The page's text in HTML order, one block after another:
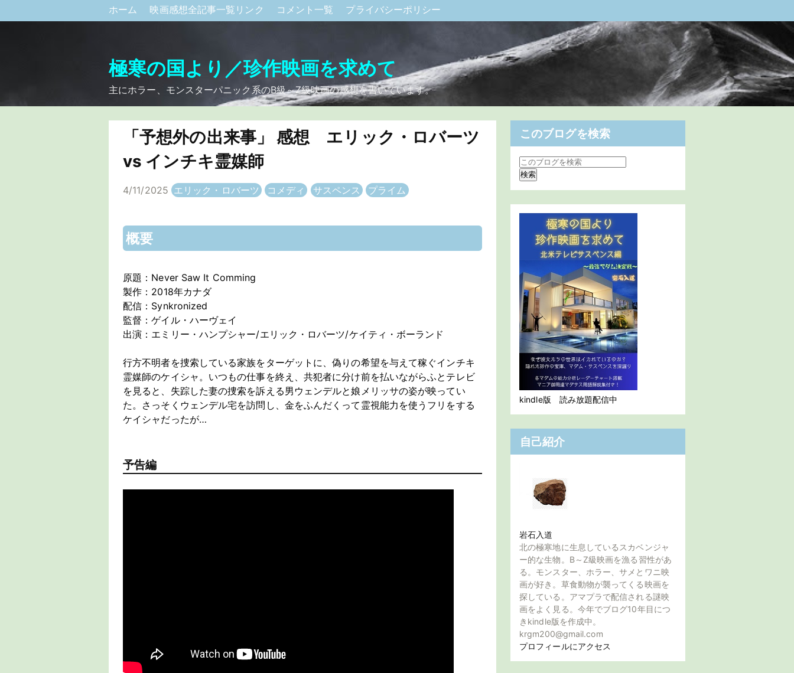
ホーム 映画感想全記事一覧リンク コメント一覧 プライバシーポリシー
極寒の国より／珍作映画を求めて
主にホラー、モンスターパニック系のB級～Z級映画の感想を書いています。
「予想外の出来事」 感想 エリック・ロバーツ
vs インチキ霊媒師
4/11/2025 エリック・ロバーツ コメディ サスペンス プライム
概要
原題：Never Saw It Comming
製作：2018年カナダ
配信：Synkronized
監督：ゲイル・ハーヴェイ
出演：エミリー・ハンプシャー/エリック・ロバーツ/ケイティ・ボーランド
行方不明者を捜索している家族をターゲットに、偽りの希望を与えて稼ぐインチキ
霊媒師のケイシャ。いつもの仕事を終え、共犯者に分け前を払いながらふとテレビ
を見ると、失踪した妻の捜索を訴える男ウェンデルと娘メリッサの姿が映ってい
た。さっそくウェンデル宅を訪問し、金をふんだくって霊視能力を使うフリをする
ケイシャだったが…
予告編
このブログを検索
kindle版 読み放題配信中
自己紹介
岩石入道
北の極寒地に生息しているスカベンジャ
ー的な生物。B～Z級映画を漁る習性があ
る。モンスター、ホラー、サメとワニ映
画が好き。草食動物が襲ってくる映画を
探している。アマプラで配信される謎映
画をよく見る。今年でブログ10年目につ
きkindle版を作成中。
krgm200@gmail.com
プロフィールにアクセス